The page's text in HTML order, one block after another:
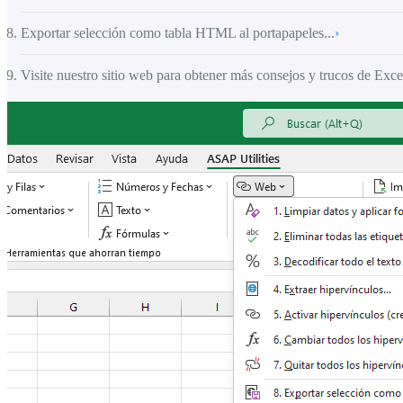
Exportar selección como tabla HTML al portapapeles...›
Visite nuestro sitio web para obtener más consejos y trucos de